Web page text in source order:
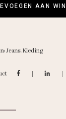
AAN
Jeans, Kleding